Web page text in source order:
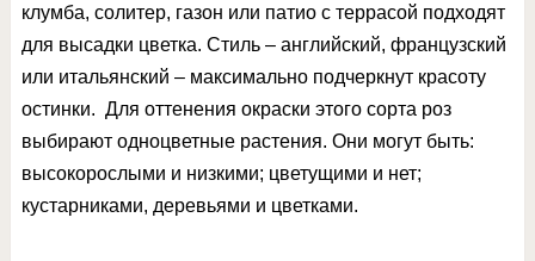
клумба, солитер, газон или патио с террасой подходят
для высадки цветка. Стиль – английский, французский
или итальянский – максимально подчеркнут красоту
остинки. Для оттенения окраски этого сорта роз
выбирают одноцветные растения. Они могут быть:
высокорослыми и низкими; цветущими и нет;
кустарниками, деревьями и цветками.